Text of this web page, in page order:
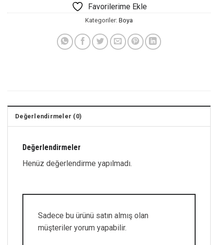
Favorilerime Ekle
Kategoriler: Boya
Değerlendirmeler (0)
Değerlendirmeler
Henüz değerlendirme yapılmadı.
Sadece bu ürünü satın almış olan
müşteriler yorum yapabilir.